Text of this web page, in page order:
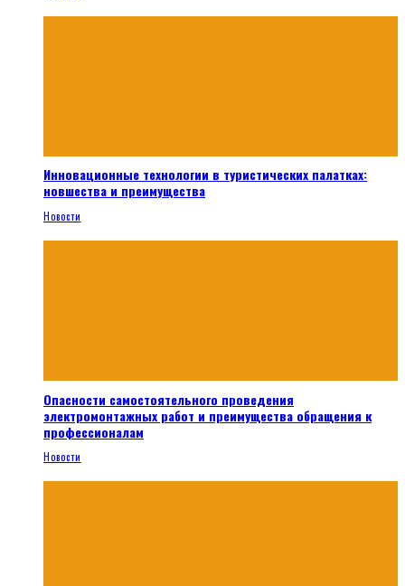
Инновационные технологии в туристических палатках:
новшества и преимущества
Новости
Опасности самостоятельного проведения
электромонтажных работ и преимущества обращения к
профессионалам
Новости